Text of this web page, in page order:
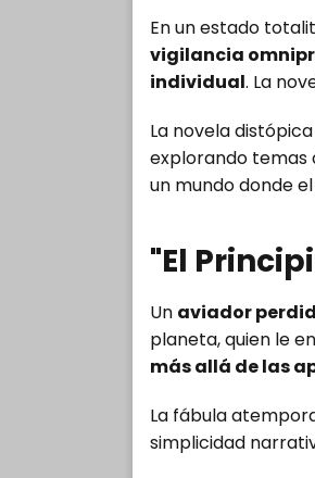
En un estado
vigilancia
individual. La
La novela
explorando temas
un mundo donde
"El
Un aviador
planeta, quien le
más allá de las
La fábula
simplicidad